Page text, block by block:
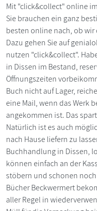
Mit "click&collect" online
Sie brauchen ein ganz
besten online nach, ob wir
Dazu gehen Sie auf
nutzen "click&collect".
in Dissen im Bestand,
Öffnungszeiten
Buch nicht auf Lager,
eine Mail, wenn das Werk
angekommen ist. Das
Natürlich ist es auch
nach Hause liefern zu
Buchhandlung in Dissen,
können einfach an der
stöbern und schonen
Bücher Beckwermert
aller Regel in